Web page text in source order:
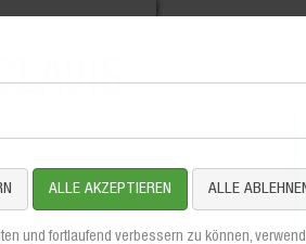
ALLE AKZEPTIEREN ALLE
und fortlaufend verbessern zu können,